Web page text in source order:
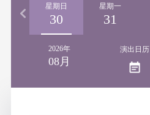
星期日
30
星期一
31
2026年
08月
演出日历